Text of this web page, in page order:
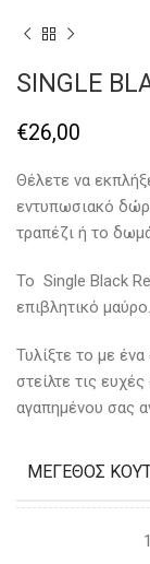
SINGLE
€26,00
Θέλετε να
εντυπωσιακό
τραπέζι ή το
To Single Black
επιβλητικό μαύρο.
Τυλίξτε το με
στείλτε τις
αγαπημένου σας
ΜΕΓΕΘΟΣ